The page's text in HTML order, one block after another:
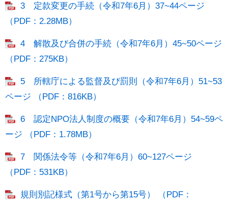
3 定款変更の手続（令和7年6月）37~44ページ
（PDF：2.28MB）
4 解散及び合併の手続（令和7年6月）45~50ページ
（PDF：275KB）
5 所轄庁による監督及び罰則（令和7年6月）51~53
ページ （PDF：816KB）
6 認定NPO法人制度の概要（令和7年6月）54~59ペ
ージ （PDF：1.78MB）
7 関係法令等（令和7年6月）60~127ページ
（PDF：531KB）
規則別記様式（第1号から第15号） （PDF：